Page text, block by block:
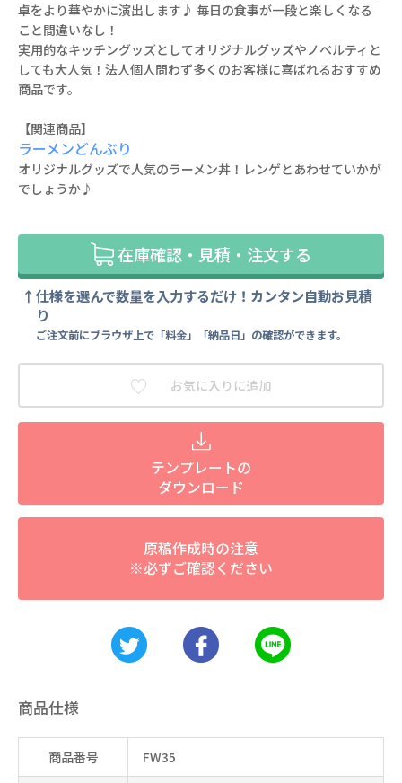
卓をより華やかに演出します♪ 毎日の食事が一段と楽しくなる
こと間違いなし！
実用的なキッチングッズとしてオリジナルグッズやノベルティと
しても大人気！法人個人問わず多くのお客様に喜ばれるおすすめ
商品です。
【関連商品】
ラーメンどんぶり
オリジナルグッズで人気のラーメン丼！レンゲとあわせていかが
でしょうか♪
在庫確認・見積・注文する
仕様を選んで数量を入力するだけ！カンタン自動お見積
り
ご注文前にブラウザ上で「料金」「納品日」の確認ができます。
お気に入りに追加
テンプレートの
ダウンロード
原稿作成時の注意
※必ずご確認ください
商品仕様
商品番号 FW35